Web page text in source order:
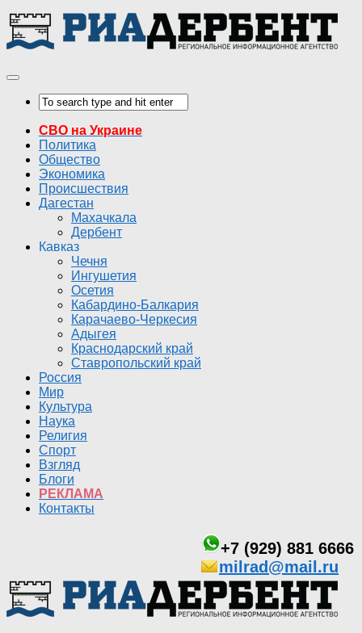
СВО на Украине
Политика
Общество
Экономика
Происшествия
Дагестан
Махачкала
Дербент
Кавказ
Чечня
Ингушетия
Осетия
Кабардино-Балкария
Карачаево-Черкесия
Адыгея
Краснодарский край
Ставропольский край
Россия
Мир
Культура
Наука
Религия
Спорт
Взгляд
Блоги
РЕКЛАМА
Контакты
+7 (929) 881 6666
milrad@mail.ru